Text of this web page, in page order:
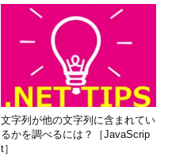
文字列が他の文字列に含まれてい
るかを調べるには？［JavaScrip
t］